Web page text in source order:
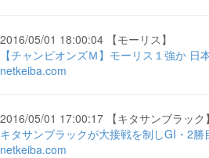
2016/05/01 18:00:04 【モーリス】
【チャンピオンズＭ】モーリス１強か
netkeiba.com
2016/05/01 17:00:17 【キタサンブラック】
キタサンブラックが大接戦を制しGI・2勝
netkeiba.com